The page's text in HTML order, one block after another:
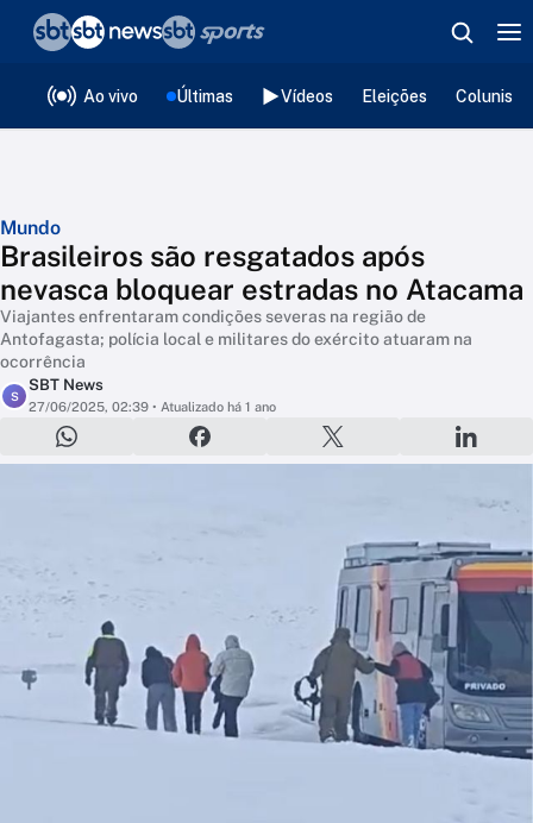
Ao vivo Últimas Vídeos Eleições
Mundo
Brasileiros são resgatados após
nevasca bloquear estradas no Atacama
Viajantes enfrentaram condições severas na região de
Antofagasta; polícia local e militares do exército atuaram na
ocorrência
S
SBT News
27/06/2025, 02:39 • Atualizado há 1 ano
❮voltar
Editorias